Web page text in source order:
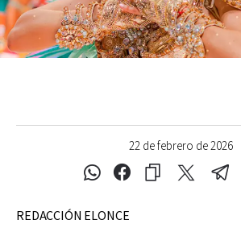
22 de febrero de 2026
REDACCIÓN ELONCE